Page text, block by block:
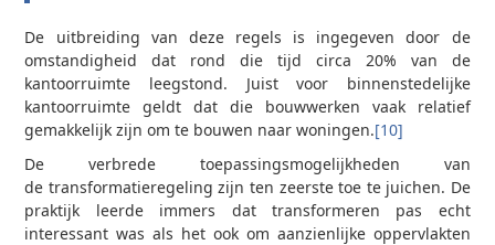
De uitbreiding van deze regels is ingegeven door de
omstandigheid dat rond die tijd circa 20% van de
kantoorruimte leegstond. Juist voor binnenstedelijke
kantoorruimte geldt dat die bouwwerken vaak relatief
gemakkelijk zijn om te bouwen naar woningen.[10]
De verbrede toepassingsmogelijkheden van
de transformatieregeling zijn ten zeerste toe te juichen. De
praktijk leerde immers dat transformeren pas echt
interessant was als het ook om aanzienlijke oppervlakten